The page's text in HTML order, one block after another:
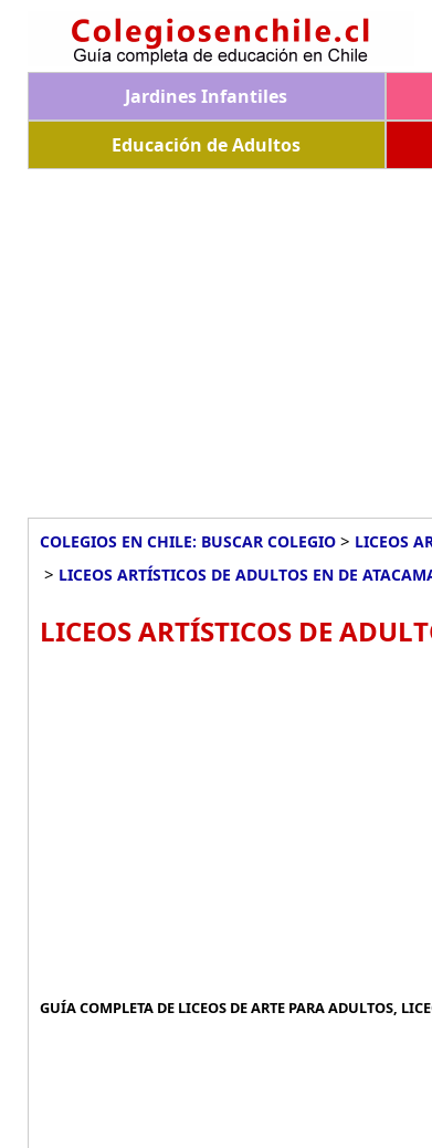
Jardines Infantiles
Educación de Adultos
COLEGIOS EN CHILE: BUSCAR COLEGIO > LICEOS
> LICEOS ARTÍSTICOS DE ADULTOS EN DE
LICEOS ARTÍSTICOS DE
GUÍA COMPLETA DE LICEOS DE ARTE PARA ADULTOS,